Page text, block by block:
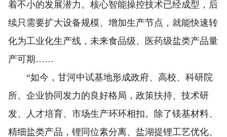
着不小的发展潜力。核心智能操控技术已经成型，后
续只需要扩大设备规模、增加生产节点，就能快速转
化为工业化生产线，未来食品级、医药级盐类产品量
产可期……
“如今，甘河中试基地形成政府、高校、科研院
所、企业协同发力的良好格局，政策扶持、技术研
发、人才培育、市场生产环环相扣。除了镁基材料、
精细盐类产品，锂同位素分离、盐湖提锂工艺优化、